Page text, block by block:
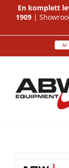
Fortsätt
innehållet
En komplett
1909 |
ÅF